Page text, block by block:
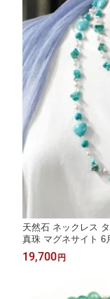
天然石 ネックレス
真珠 マグネサイト 6
ュエリー プレゼント
送料無料 ラッピング
19,700円